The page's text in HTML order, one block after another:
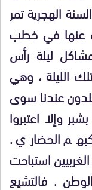
الهجرية تمر
عنها في خطب
ليلة رأس
الليلة ، وهي
عندنا سوى
وإلا اعتبروا
الحضاري .
استباحت
. فالتشيع